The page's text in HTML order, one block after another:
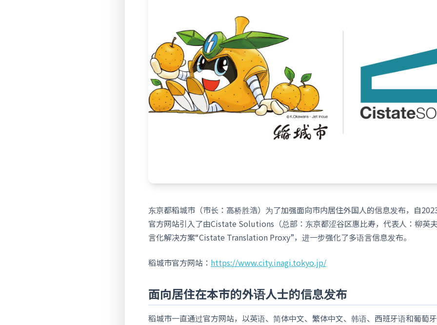
东京都稻城市（市长：高桥胜浩）为了加强面向市内居住外国人的信息发布，自
官方网站引入了由Cistate Solutions（总部：东京都涩谷区惠比寿，代表人：柳英
言化解决方案“Cistate Translation Proxy”，进一步强化了多语言信息发布。
稻城市官方网站： https://www.city.inagi.tokyo.jp/
面向居住在本市的外语人士的信息发布
稻城市一直通过官方网站，以英语、简体中文、繁体中文、韩语、西班牙语和葡萄